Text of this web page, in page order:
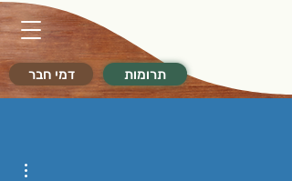
דמי חבר תרומות